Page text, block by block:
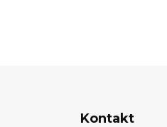
Kontakt